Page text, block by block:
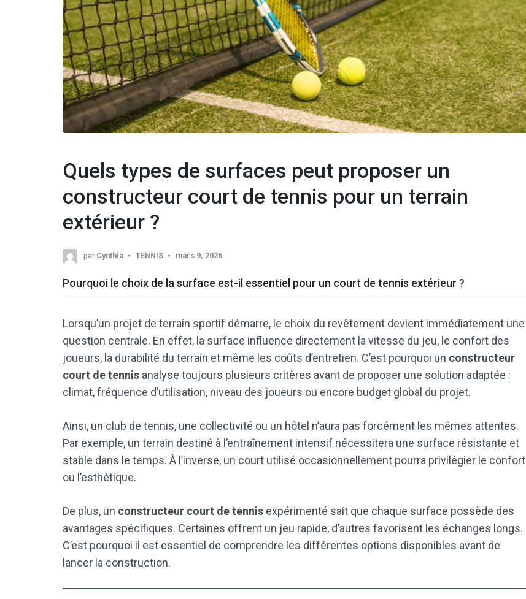
Quels types de surfaces peut proposer un
constructeur court de tennis pour un terrain
extérieur ?
par Cynthia TENNIS mars 9, 2026
Pourquoi le choix de la surface est-il essentiel pour un court de tennis extérieur ?
Lorsqu’un projet de terrain sportif démarre, le choix du revêtement devient immédiatement une
question centrale. En effet, la surface influence directement la vitesse du jeu, le confort des
joueurs, la durabilité du terrain et même les coûts d’entretien. C’est pourquoi un constructeur
court de tennis analyse toujours plusieurs critères avant de proposer une solution adaptée :
climat, fréquence d’utilisation, niveau des joueurs ou encore budget global du projet.
Ainsi, un club de tennis, une collectivité ou un hôtel n’aura pas forcément les mêmes attentes.
Par exemple, un terrain destiné à l’entraînement intensif nécessitera une surface résistante et
stable dans le temps. À l’inverse, un court utilisé occasionnellement pourra privilégier le confort
ou l’esthétique.
De plus, un constructeur court de tennis expérimenté sait que chaque surface possède des
avantages spécifiques. Certaines offrent un jeu rapide, d’autres favorisent les échanges longs.
C’est pourquoi il est essentiel de comprendre les différentes options disponibles avant de
lancer la construction.